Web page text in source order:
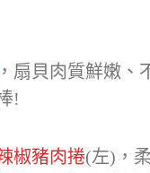
，扇貝肉質鮮嫩、
!
椒豬肉捲(左)，